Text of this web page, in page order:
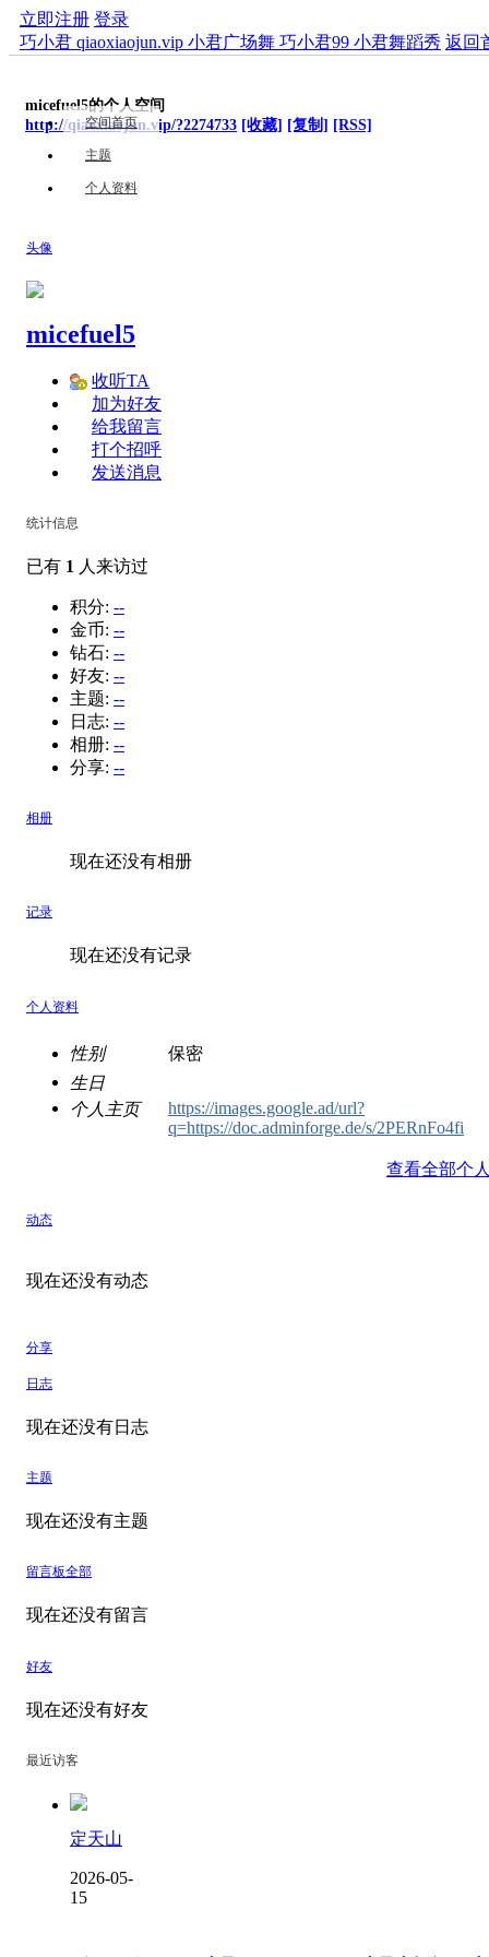
立即注册 登录
巧小君 qiaoxiaojun.vip 小君广场舞 巧小君99 小君舞蹈秀 返回
micefuel5的个人空间
http://qiaoxiaojun.vip/?2274733 [收藏] [复制] [RSS]
空间首页
主题
个人资料
头像
micefuel5
收听TA
加为好友
给我留言
打个招呼
发送消息
统计信息
已有 1 人来访过
积分: --
金币: --
钻石: --
好友: --
主题: --
日志: --
相册: --
分享: --
相册
现在还没有相册
记录
现在还没有记录
个人资料
性别
保密
生日
个人主页
https://images.google.ad/url?
q=https://doc.adminforge.de/s/2PERnFo4fi
查看全部个
动态
现在还没有动态
分享
日志
现在还没有日志
主题
现在还没有主题
留言板全部
现在还没有留言
好友
现在还没有好友
最近访客
定天山
2026-05-
15